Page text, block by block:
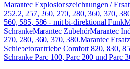
Marantec Explosionszeichnungen /
252.2, 257, 260, 270, 280, 360, 370,
560, 585, 586 - mit bi-direktional Funk
SchrankeMarantec ZubehörMarantec
270, 280, 360, 370, 380.Marantec
Schiebetorantriebe Comfort 820, 830,
Schranke Parc 100, Parc 200 und Parc